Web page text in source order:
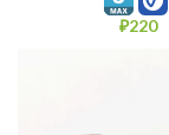
₽220